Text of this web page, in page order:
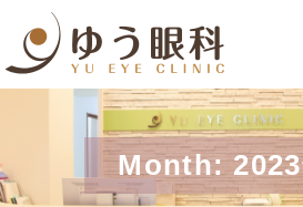
Month: